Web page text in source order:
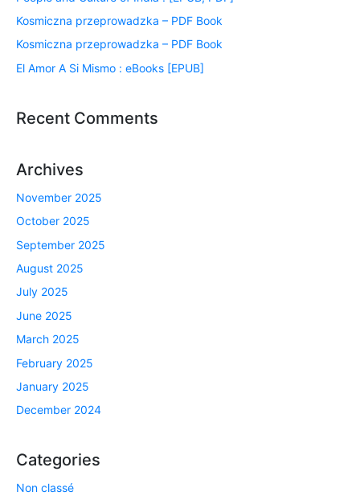
Kosmiczna przeprowadzka – PDF Book
Kosmiczna przeprowadzka – PDF Book
El Amor A Si Mismo : eBooks [EPUB]
Recent Comments
Archives
November 2025
October 2025
September 2025
August 2025
July 2025
June 2025
March 2025
February 2025
January 2025
December 2024
Categories
Non classé